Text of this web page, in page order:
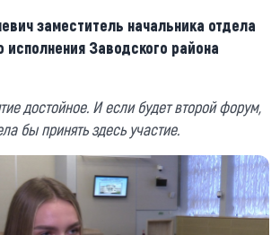
заместитель начальника отдела
исполнения Заводского района
достойное. И если будет второй форум,
бы принять здесь участие.